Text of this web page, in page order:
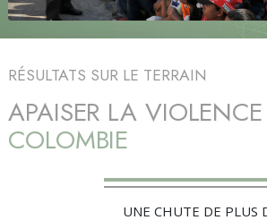
RÉSULTATS SUR LE TERRAIN
APAISER LA
COLOMBIE
UNE CHUTE DE PLUS